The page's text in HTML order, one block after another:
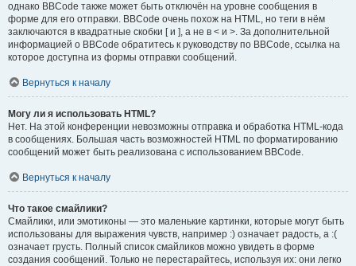
однако BBCode также может быть отключён на уровне сообщения в
форме для его отправки. BBCode очень похож на HTML, но теги в нём
заключаются в квадратные скобки [ и ], а не в < и >. За дополнительной
информацией о BBCode обратитесь к руководству по BBCode, ссылка на
которое доступна из формы отправки сообщений.
Вернуться к началу
Могу ли я использовать HTML?
Нет. На этой конференции невозможны отправка и обработка HTML-кода
в сообщениях. Большая часть возможностей HTML по форматированию
сообщений может быть реализована с использованием BBCode.
Вернуться к началу
Что такое смайлики?
Смайлики, или эмотиконы — это маленькие картинки, которые могут быть
использованы для выражения чувств, например :) означает радость, а :(
означает грусть. Полный список смайликов можно увидеть в форме
создания сообщений. Только не перестарайтесь, используя их: они легко